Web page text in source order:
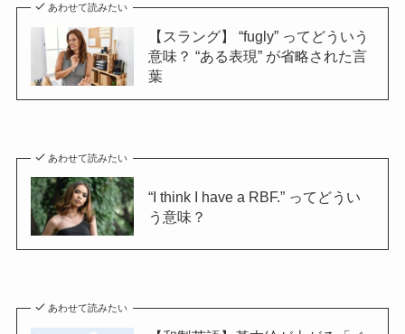
あわせて読みたい
【スラング】 “fugly” ってどういう
意味？ “ある表現” が省略された言
葉
あわせて読みたい
“I think I have a RBF.” ってどうい
う意味？
あわせて読みたい